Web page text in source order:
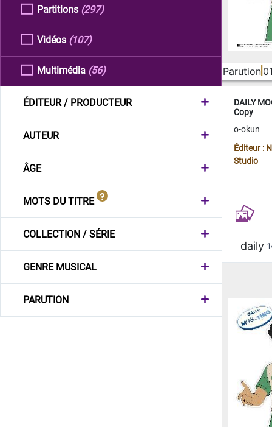
Partitions (297)
Vidéos (107)
Multimédia (56)
ÉDITEUR / PRODUCTEUR
AUTEUR
ÂGE
MOTS DU TITRE
COLLECTION / SÉRIE
GENRE MUSICAL
PARUTION
Parution
DAILY
Copy
o-okun
Éditeur :
Studio
daily